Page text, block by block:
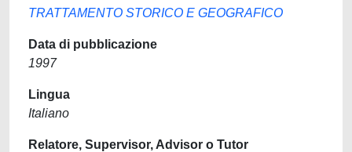
TRATTAMENTO STORICO E GEOGRAFICO
Data di pubblicazione
1997
Lingua
Italiano
Relatore, Supervisor, Advisor o Tutor